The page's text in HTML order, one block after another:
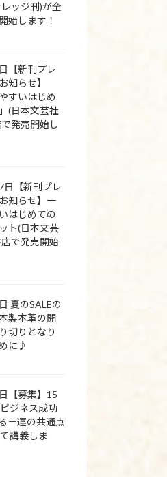
ッジ刊)が全
始します！
【新刊プレ
知らせ】
すいはじめ
(日本文芸社
発売開始し
日【新刊プレ
知らせ】一
はじめての
ト(日本文芸
で発売開始
夏のSALEの
製本革の開
切りとなり
に♪
【募集】15
ジネス成功
－運の共通点
講義しま